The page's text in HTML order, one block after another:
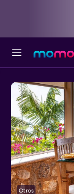
Otros